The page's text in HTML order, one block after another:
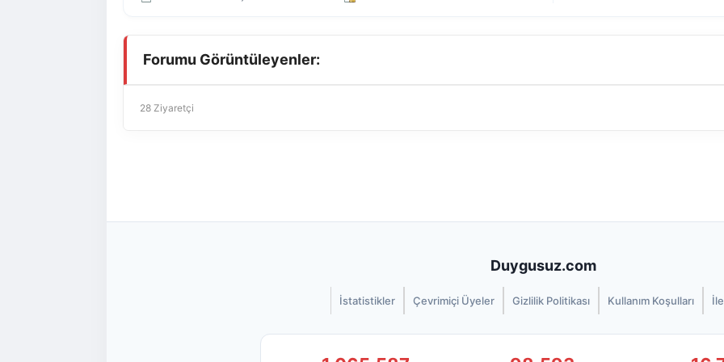
Forumu Görüntüleyenler:
28 Ziyaretçi
Duygusuz.com
İstatistikler Çevrimiçi Üyeler Gizlilik Politikası Kullanım Koşulları